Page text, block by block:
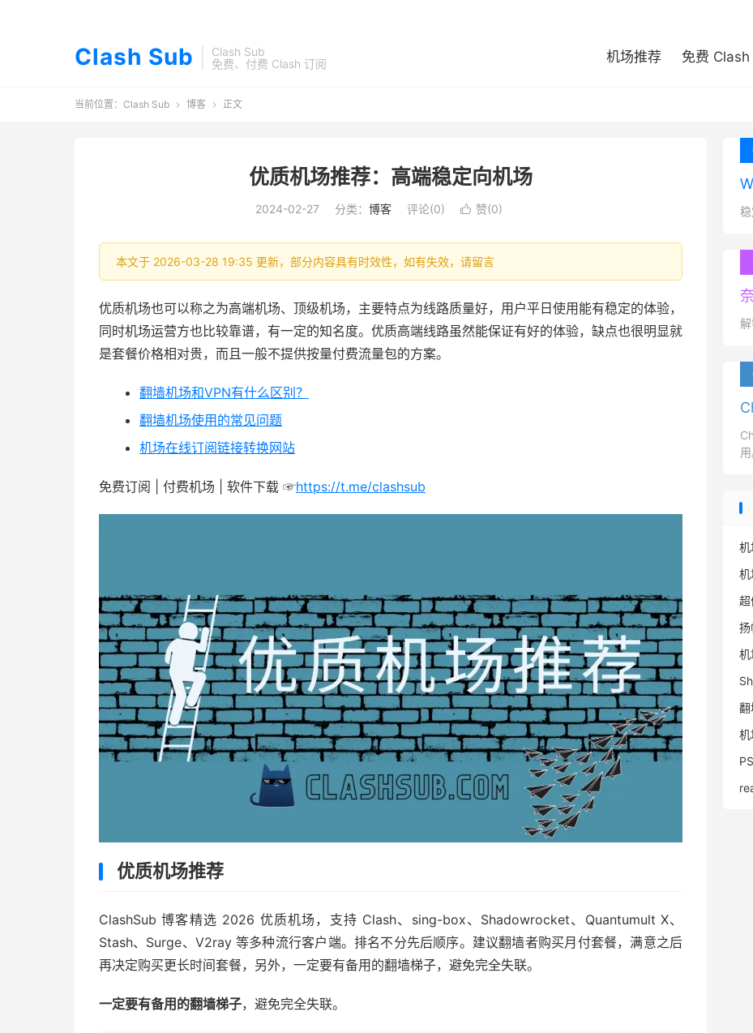
Clash Sub
Clash Sub
免费、付费 Clash 订阅
机场推荐 免费 Clash
当前位置： Clash Sub  博客  正文
优质机场推荐：高端稳定向机场
2024-02-27 分类： 博客 评论(0)  赞(0)
本文于 2026-03-28 19:35 更新，部分内容具有时效性，如有失效，请留言
优质机场也可以称之为高端机场、顶级机场，主要特点为线路质量好，用户平日使用能有稳定的体验，
同时机场运营方也比较靠谱，有一定的知名度。优质高端线路虽然能保证有好的体验，缺点也很明显就
是套餐价格相对贵，而且一般不提供按量付费流量包的方案。
翻墙机场和VPN有什么区别？
翻墙机场使用的常见问题
机场在线订阅链接转换网站
免费订阅 | 付费机场 | 软件下载 ☞https://t.me/clashsub
优质机场推荐
ClashSub 博客精选 2026 优质机场，支持 Clash、sing-box、Shadowrocket、Quantumult X、
Stash、Surge、V2ray 等多种流行客户端。排名不分先后顺序。建议翻墙者购买月付套餐，满意之后
再决定购买更长时间套餐，另外，一定要有备用的翻墙梯子，避免完全失联。
一定要有备用的翻墙梯子，避免完全失联。
用
机
机
超
扬
机
翻
机